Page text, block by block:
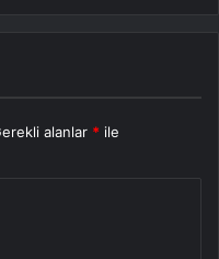
alanlar * ile